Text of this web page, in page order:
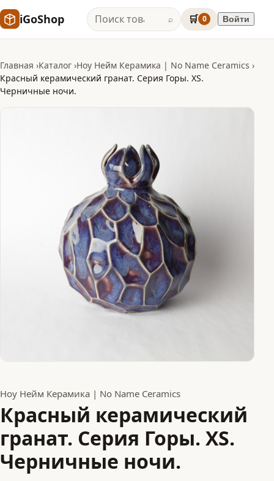
iGoShop ⌕ 🛒 0 Войти
Главная Каталог Ноу Нейм Керамика | No Name Ceramics
Красный керамический гранат. Серия Горы. XS.
Черничные ночи.
Ноу Нейм Керамика | No Name Ceramics
Красный керамический
гранат. Серия Горы. XS.
Черничные ночи.